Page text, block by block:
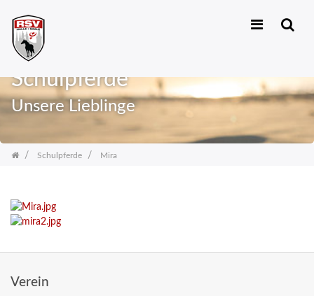
Zum
springen
Schulpferde
Unsere Lieblinge
Schulpferde Mira
Verein